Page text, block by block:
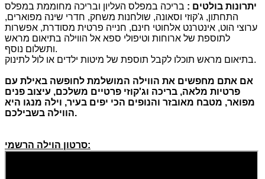
יתרונות בולטים : בריכה במפלס העליון ובריכה מחוממת במפלס
התחתון, ג'קוזי וסאונה, שולחנות משחק, חדרי שינה מפוארים,
ערוצי הוט, אינטרנט אלחוטי חינם, חנייה פרטית מסודרת, אפשרות
לתוספת של ארוחות וטיפולי ספא אל הווילה בתיאום מראש
ותשלום נוסף.
בתיאום מראש תוכלו לקבל תוספת של מיטות ילדים או לול לתינוק.
אם אתם מחפשים את הווילה המושלמת לחופשה באילת עם
פרטיות מלאה, בריכה וג'קוזי פרטיים משלכם, עיצוב פנים
מפואר, מטבח מאובזר והנופים הכי יפים בעיר, וילה מנגו היא
הווילה בשבילכם.
סרטון הוילה הרשמי: